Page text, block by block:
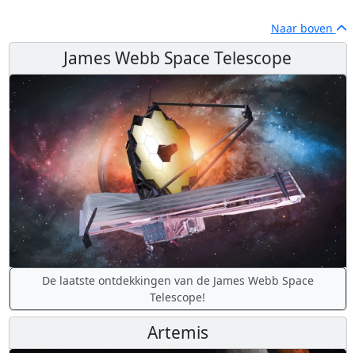
Naar boven
James Webb Space Telescope
De laatste ontdekkingen van de James Webb Space
Telescope!
Artemis